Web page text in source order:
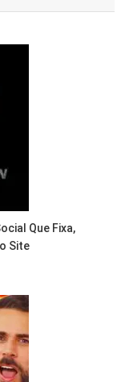
Que Fixa,
Site